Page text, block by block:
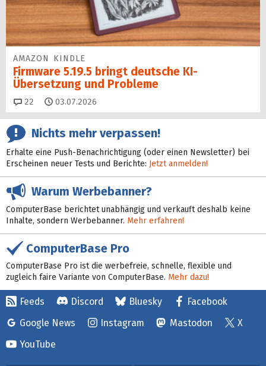
AMAZON KINDLE
Firmware 5.19.5 bringt deutsche KI-
Übersetzung und Probleme
22 Kommentare
03.07.2026
Nichts mehr verpassen!
Erhalte eine Push-Benachrichtigung (oder einen Newsletter) bei
Erscheinen neuer Tests und Berichte: Jetzt anmelden!
Warum Werbebanner?
ComputerBase berichtet unabhängig und verkauft deshalb keine
Inhalte, sondern Werbebanner. Mehr erfahren!
ComputerBase Pro
ComputerBase Pro ist die werbefreie, schnelle, flexible und
zugleich faire Variante von ComputerBase. Mehr dazu!
Feeds Discord Bluesky
Facebook
Google News
Instagram Mastodon
X
YouTube